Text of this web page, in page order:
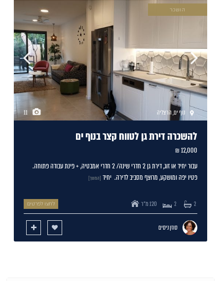
נוף ים,הרצליה
הושכר
להשכרה דירת גן לטווח קצר בנוף ים
12,000 ₪
עבור יחיד או זוג, דירת גן 2 חדרי שינה/ 2 חדרי אמבטיה, + פינת עבודה פתוחה.
פטיו יפה ומושקע, מרוצף מסביב לדירה. יחיד [המשך]
2 2 120 מ"ר לחצו לפרטים
סוזן ניסים